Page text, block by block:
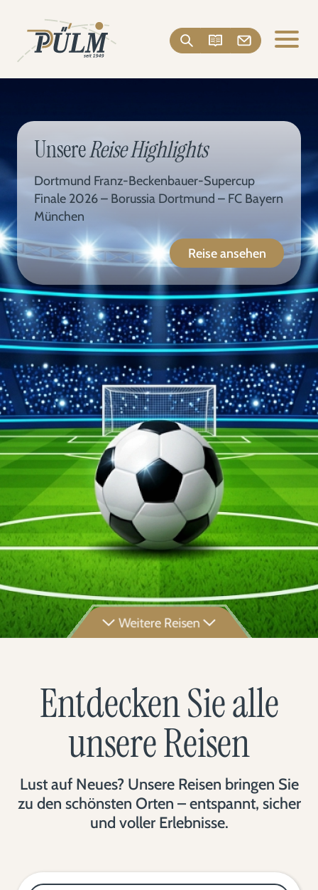
UnsereReise Highlights
Dortmund Franz-Beckenbauer-Supercup
Finale 2026 – Borussia Dortmund – FC Bayern
München
Reise ansehen
Weitere Reisen
Entdecken Sie alle
unsere Reisen
Lust auf Neues? Unsere Reisen bringen Sie
zu den schönsten Orten – entspannt, sicher
und voller Erlebnisse.